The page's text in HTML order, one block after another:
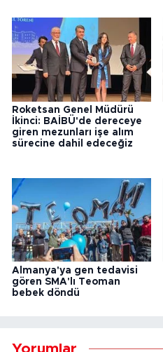
Roketsan Genel Müdürü
İkinci: BAİBÜ'de dereceye
giren mezunları işe alım
sürecine dahil edeceğiz
Almanya'ya gen tedavisi
gören SMA'lı Teoman
bebek döndü
Yorumlar